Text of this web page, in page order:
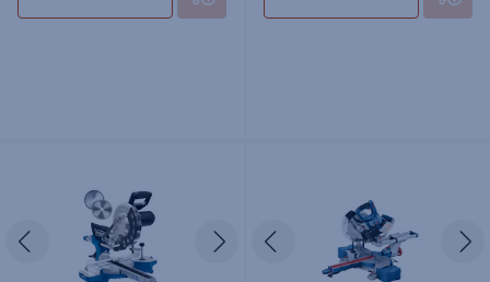
Edellinen SeuraavaEdellinen